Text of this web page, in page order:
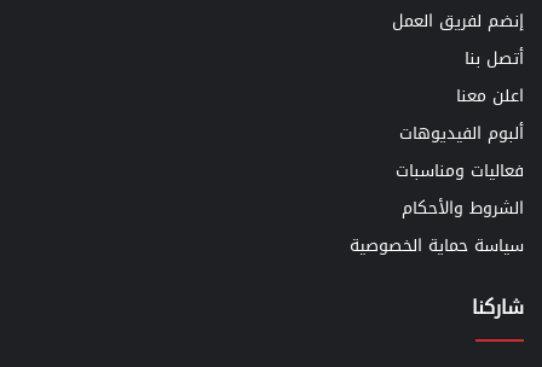
إنضم لفريق العمل
أتصل بنا
اعلن معنا
ألبوم الفيديوهات
فعاليات ومناسبات
الشروط والأحكام
سياسة حماية الخصوصية
شاركنا